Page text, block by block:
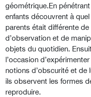
géométrique.En
enfants découvrent à
parents était différente
d’observation et de
objets du quotidien.
l’occasion
notions d’obscurité et de
ils observent les formes
reproduire.